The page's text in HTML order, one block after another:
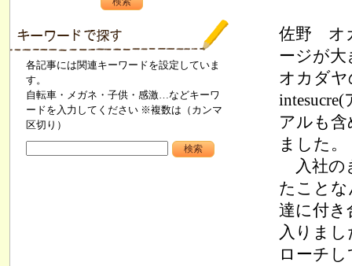
各記事には関連キーワードを設定していま
す。
自転車・メガネ・子供・感激…などキーワ
ードを入力してください ※複数は（カンマ
区切り）
佐野 オ
ージが
オカダ
アルも
ました。
入社の
たことな
達に付き
入りま
ローチ